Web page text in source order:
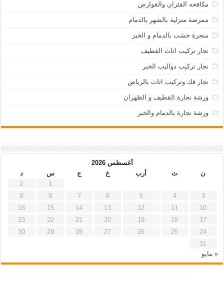
مكافحه الفئران والقوارض
ممرضة منزلية بالشهر يالدمام
منجرة خشب بالدمام و الخبر
نجار تركيب اثاث القطيف
نجار تركيب دواليب الخبر
نجار فك وتركيب اثاث بالرياض
ورشة نجارة القطيف و الظهران
ورشة نجارة بالدمام والخبر
أغسطس 2026
ن
ث أرب خ ج س
د
1
2
3
4
5
6
7
8
9
10
11
12
13
14
15
16
17
18
19
20
21
22
23
24
25
26
27
28
29
30
31
« مايو